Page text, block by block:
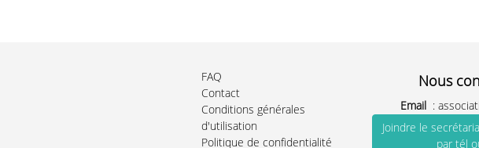
FAQ
Contact
Conditions générales
d'utilisation
Politique de confidentialité
Nous
Email :
Joindre le
par tél